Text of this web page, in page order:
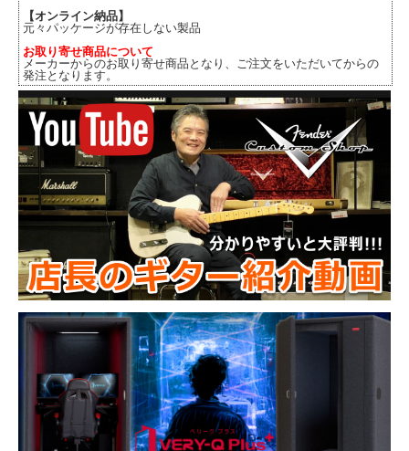
【オンライン納品】
元々パッケージが存在しない製品
お取り寄せ商品について
メーカーからのお取り寄せ商品となり、ご注文をいただいてからの
発注となります。